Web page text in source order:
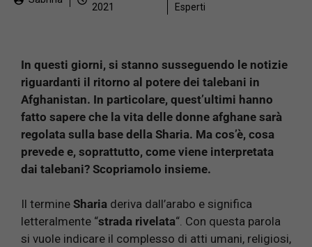
2021
Esperti
In questi giorni, si stanno susseguendo le notizie
riguardanti il ritorno al potere dei talebani in
Afghanistan. In particolare, quest’ultimi hanno
fatto sapere che la vita delle donne afghane sarà
regolata sulla base della Sharia. Ma cos’è, cosa
prevede e, soprattutto, come viene interpretata
dai talebani? Scopriamolo insieme.
Il termine Sharia deriva dall’arabo e significa
letteralmente “strada rivelata“. Con questa parola
si vuole indicare il complesso di atti umani, religiosi,